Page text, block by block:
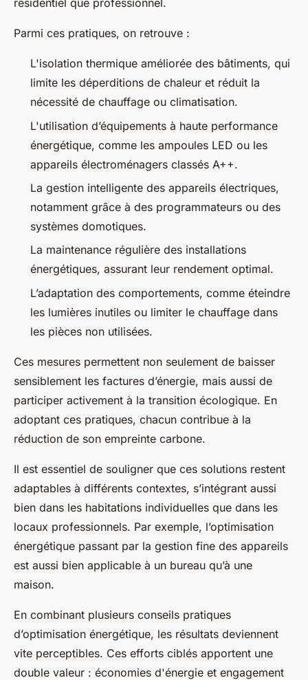
résidentiel que professionnel.
Parmi ces pratiques, on retrouve :
L'isolation thermique améliorée des bâtiments, qui
limite les déperditions de chaleur et réduit la
nécessité de chauffage ou climatisation.
L'utilisation d’équipements à haute performance
énergétique, comme les ampoules LED ou les
appareils électroménagers classés A++.
La gestion intelligente des appareils électriques,
notamment grâce à des programmateurs ou des
systèmes domotiques.
La maintenance régulière des installations
énergétiques, assurant leur rendement optimal.
L’adaptation des comportements, comme éteindre
les lumières inutiles ou limiter le chauffage dans
les pièces non utilisées.
Ces mesures permettent non seulement de baisser
sensiblement les factures d’énergie, mais aussi de
participer activement à la transition écologique. En
adoptant ces pratiques, chacun contribue à la
réduction de son empreinte carbone.
Il est essentiel de souligner que ces solutions restent
adaptables à différents contextes, s’intégrant aussi
bien dans les habitations individuelles que dans les
locaux professionnels. Par exemple, l’optimisation
énergétique passant par la gestion fine des appareils
est aussi bien applicable à un bureau qu’à une
maison.
En combinant plusieurs conseils pratiques
d’optimisation énergétique, les résultats deviennent
vite perceptibles. Ces efforts ciblés apportent une
double valeur : économies d'énergie et engagement